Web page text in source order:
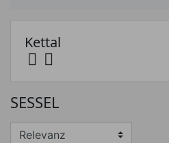
Preis von
Kettal
 
SESSEL